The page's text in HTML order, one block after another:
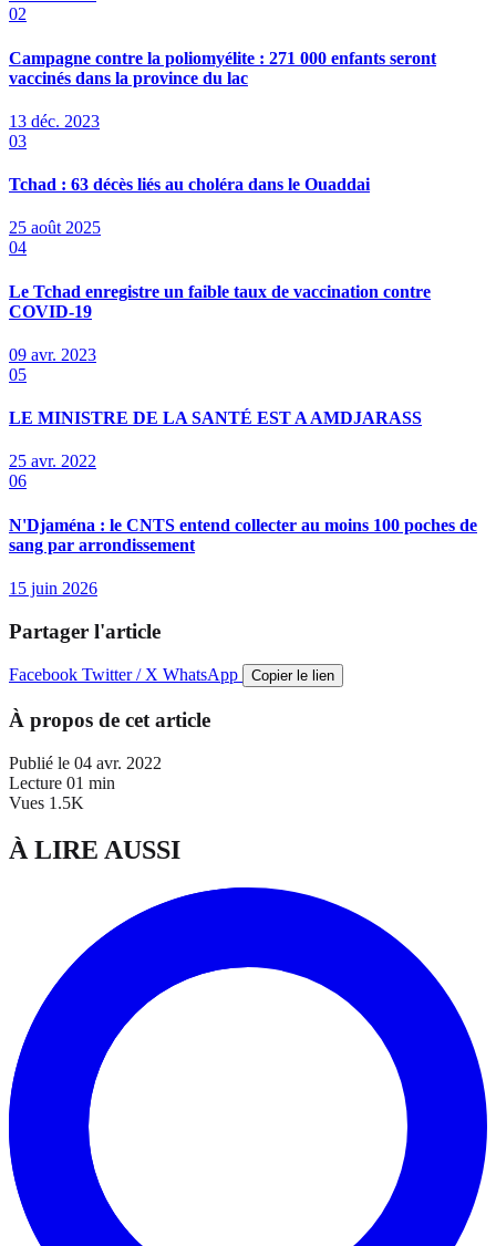
02
Campagne contre la poliomyélite : 271 000 enfants seront
vaccinés dans la province du lac
13 déc. 2023
03
Tchad : 63 décès liés au choléra dans le Ouaddai
25 août 2025
04
Le Tchad enregistre un faible taux de vaccination contre
COVID-19
09 avr. 2023
05
LE MINISTRE DE LA SANTÉ EST A AMDJARASS
25 avr. 2022
06
N'Djaména : le CNTS entend collecter au moins 100 poches de
sang par arrondissement
15 juin 2026
Partager l'article
Facebook Twitter / X WhatsApp Copier le lien
À propos de cet article
Publié le 04 avr. 2022
Lecture 01 min
Vues 1.5K
À LIRE AUSSI